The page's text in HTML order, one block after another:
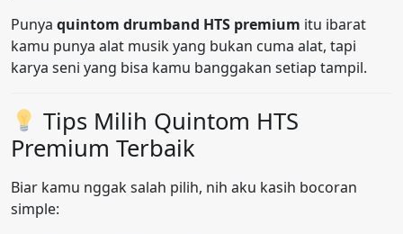
Punya quintom drumband HTS premium itu ibarat
kamu punya alat musik yang bukan cuma alat, tapi
karya seni yang bisa kamu banggakan setiap tampil.
Tips Milih Quintom HTS
Premium Terbaik
Biar kamu nggak salah pilih, nih aku kasih bocoran
simple: